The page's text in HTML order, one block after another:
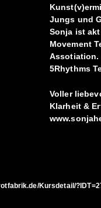
Jungs und
Sonja ist
Movement
Assotiation.
5Rhythms
Voller
Klarheit &
Kursdetail/